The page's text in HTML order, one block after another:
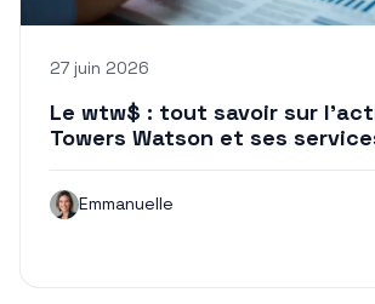
27 juin 2026
Le wtw$ : tout savoir sur
Towers Watson et ses
Emmanuelle